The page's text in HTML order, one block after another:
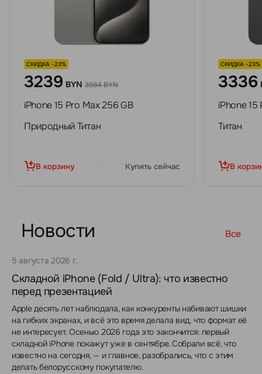
СКИДКА -23%
3239 BYN 3984 BYN
iPhone 15 Pro Max 256 GB
Природный Титан
В корзину Купить сейчас
СКИДКА -23%
3336
iPhone
Титан
В
Новости Все
5 августа 2026 г.
Складной iPhone (Fold / Ultra): что известно
перед презентацией
Apple десять лет наблюдала, как конкуренты набивают шишки
на гибких экранах, и всё это время делала вид, что формат её
не интересует. Осенью 2026 года это закончится: первый
складной iPhone покажут уже в сентябре. Собрали всё, что
известно на сегодня, — и главное, разобрались, что с этим
делать белорусскому покупателю.